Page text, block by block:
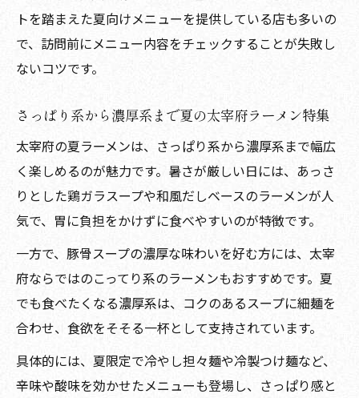
トを踏まえた夏向けメニューを提供している店も多いの
で、訪問前にメニュー内容をチェックすることが失敗し
ないコツです。
さっぱり系から濃厚系まで夏の太宰府ラーメン特集
太宰府の夏ラーメンは、さっぱり系から濃厚系まで幅広
く楽しめるのが魅力です。暑さが厳しい日には、あっさ
りとした鶏ガラスープや和風だしベースのラーメンが人
気で、胃に負担をかけずに食べやすいのが特徴です。
一方で、豚骨スープの濃厚な味わいを好む方には、太宰
府ならではのこってり系のラーメンもおすすめです。夏
でも食べたくなる濃厚系は、コクのあるスープに細麺を
合わせ、食欲をそそる一杯として支持されています。
具体的には、夏限定で冷やし担々麺や冷製つけ麺など、
辛味や酸味を効かせたメニューも登場し、さっぱり感と